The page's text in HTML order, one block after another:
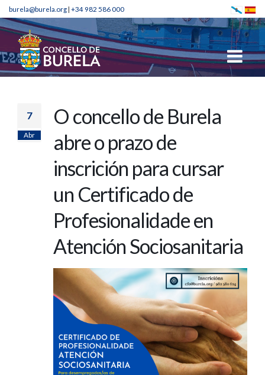
burela@burela.org| +34 982 586 000
7
Abr
O concello de Burela
abre o prazo de
inscrición para cursar
un Certificado de
Profesionalidade en
Atención Sociosanitaria